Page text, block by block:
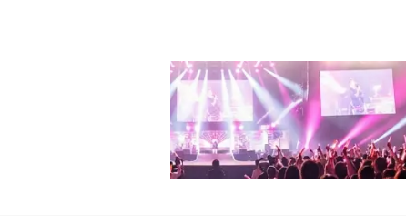
だと思うのか』と厳し
練習生として入ったこ
IN先輩でした。まだ生
る感じでした」(ソリョ
メントの練習生に抜擢
のパク・ジニョンが7年
ど、実力を認められた